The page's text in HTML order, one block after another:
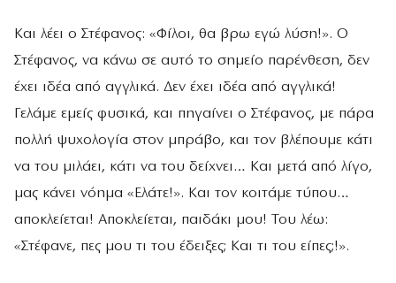
Και λέει ο Στέφανος: «Φίλοι, θα βρω εγώ λύση!». Ο
Στέφανος, να κάνω σε αυτό το σημείο παρένθεση, δεν
έχει ιδέα από αγγλικά. Δεν έχει ιδέα από αγγλικά!
Γελάμε εμείς φυσικά, και πηγαίνει ο Στέφανος, με πάρα
πολλή ψυχολογία στον μπράβο, και τον βλέπουμε κάτι
να του μιλάει, κάτι να του δείχνει… Και μετά από λίγο,
μας κάνει νόημα «Ελάτε!». Και τον κοιτάμε τύπου…
αποκλείεται! Αποκλείεται, παιδάκι μου! Του λέω:
«Στέφανε, πες μου τι του έδειξες; Και τι του είπες;!».